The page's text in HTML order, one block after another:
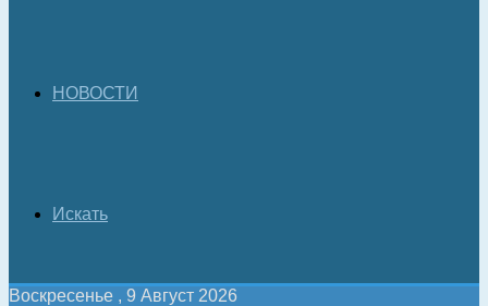
НОВОСТИ
Искать
Воскресенье , 9 Август 2026